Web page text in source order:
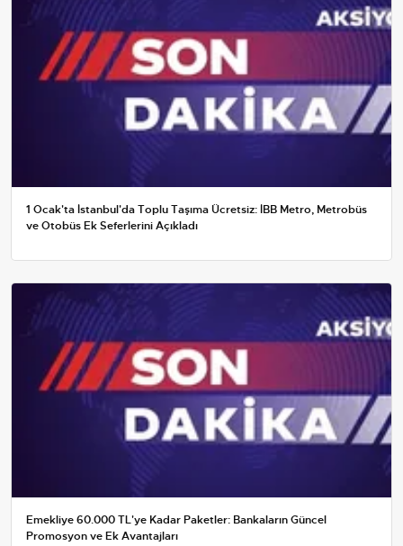
1 Ocak'ta İstanbul'da Toplu Taşıma Ücretsiz: İBB Metro, Metrobüs
ve Otobüs Ek Seferlerini Açıkladı
Emekliye 60.000 TL'ye Kadar Paketler: Bankaların Güncel
Promosyon ve Ek Avantajları